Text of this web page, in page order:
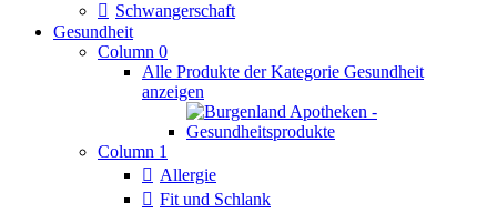
Schwangerschaft
Gesundheit
Column 0
Alle Produkte der Kategorie Gesundheit
anzeigen
Column 1
Allergie
Fit und Schlank